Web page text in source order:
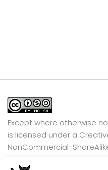
Except where otherwise
is licensed under a
NonCommercial-